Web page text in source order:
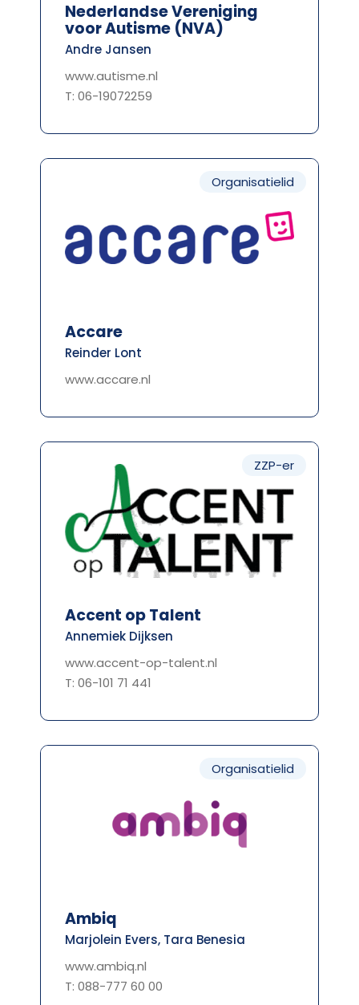
Nederlandse Vereniging
voor Autisme (NVA)
Andre Jansen
www.autisme.nl
T: 06-19072259
Organisatielid
Accare
Reinder Lont
www.accare.nl
ZZP-er
Accent op Talent
Annemiek Dijksen
www.accent-op-talent.nl
T: 06-101 71 441
Organisatielid
Ambiq
Marjolein Evers, Tara Benesia
www.ambiq.nl
T: 088-777 60 00